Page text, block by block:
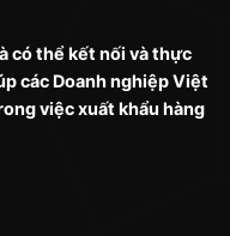
có thể kết nối và thực
các Doanh nghiệp Việt
việc xuất khẩu hàng